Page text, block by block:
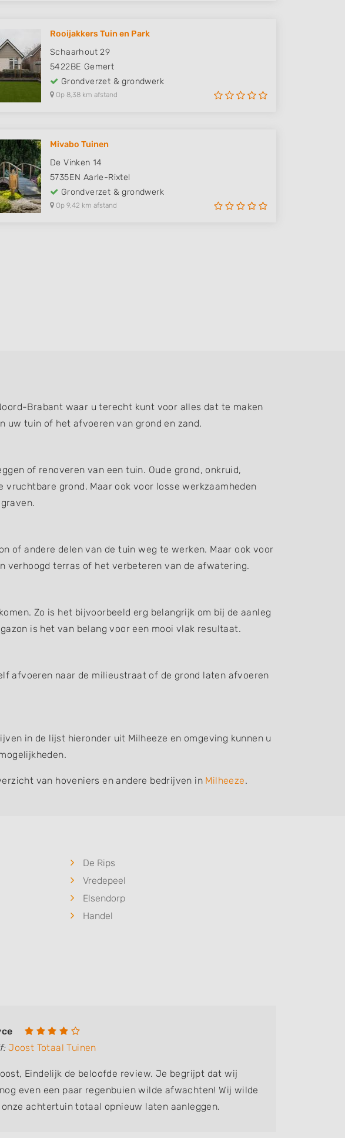
Rooijakkers Tuin en Park
Schaarhout 29
5422BE Gemert
Grondverzet & grondwerk
Op 8,38 km afstand
Mivabo Tuinen
De Vinken 14
5735EN Aarle-Rixtel
Grondverzet & grondwerk
Op 9,42 km afstand
Brabant waar u terecht kunt voor alles dat te maken
uw tuin of het afvoeren van grond en zand.
of renoveren van een tuin. Oude grond, onkruid,
grond. Maar ook voor losse werkzaamheden
of andere delen van de tuin weg te werken. Maar ook voor
verhoogd terras of het verbeteren van de afwatering.
Zo is het bijvoorbeeld erg belangrijk om bij de aanleg
is het van belang voor een mooi vlak resultaat.
afvoeren naar de milieustraat of de grond laten afvoeren
in de lijst hieronder uit Milheeze en omgeving kunnen u
van hoveniers en andere bedrijven in Milheeze.
De Rips
Vredepeel
Elsendorp
Handel
Joost Totaal Tuinen
Eindelijk de beloofde review. Je begrijpt dat wij
even een paar regenbuien wilde afwachten! Wij wilde
onze achtertuin totaal opnieuw laten aanleggen.